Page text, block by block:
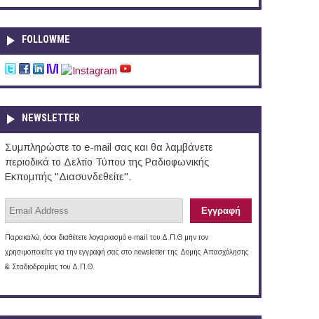
FOLLOWME
NEWSLETTER
Συμπληρώστε το e-mail σας και θα λαμβάνετε
περιοδικά το Δελτίο Τύπου της Ραδιοφωνικής
Εκπομπής "Διασυνδεθείτε".
Παρακαλώ, όσοι διαθέτετε λογαριασμό e-mail του Δ.Π.Θ μην τον
χρησιμοποιείτε για την εγγραφή σας στο newsletter της Δομής Απασχόλησης
& Σταδιοδρομίας του Δ.Π.Θ.